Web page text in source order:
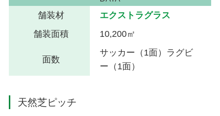
舗装材
エクストラグラス
舗装面積
10,200㎡
面数
サッカー（1面）ラグビ
ー（1面）
天然芝ピッチ